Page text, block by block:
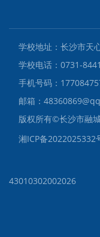
学校地址：长沙市天
学校电话：0731-
手机号码：
邮箱：
版权所有©️长沙市融
湘ICP备2022025332
43010302002026